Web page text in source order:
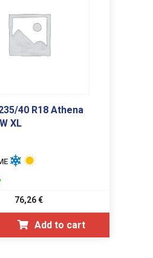
40 R18 Athena
XL
76,26€
Add to cart